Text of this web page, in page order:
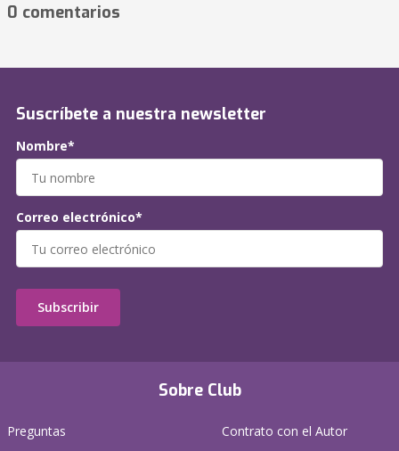
0 comentarios
Sobre Club
Preguntas
Contrato con el Autor
Suscríbete a nuestra newsletter
Nombre*
Correo electrónico*
Subscribir